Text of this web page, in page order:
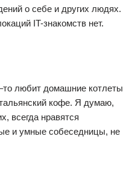
о себе и других людях.
IT-знакомств нет.
любит домашние котлеты
кофе. Я думаю,
всегда нравятся
и умные собеседницы, не